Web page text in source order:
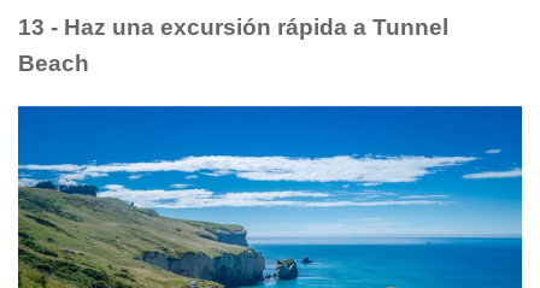
13 - Haz una excursión rápida a Tunnel
Beach